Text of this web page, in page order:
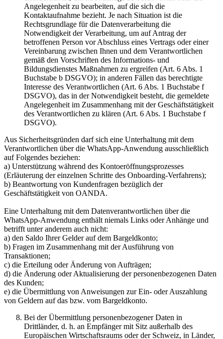
Angelegenheit zu bearbeiten, auf die sich die
Kontaktaufnahme bezieht. Je nach Situation ist die
Rechtsgrundlage für die Datenverarbeitung die
Notwendigkeit der Verarbeitung, um auf Antrag der
betroffenen Person vor Abschluss eines Vertrags oder einer
Vereinbarung zwischen Ihnen und dem Verantwortlichen
gemäß den Vorschriften des Informations- und
Bildungsdienstes Maßnahmen zu ergreifen (Art. 6 Abs. 1
Buchstabe b DSGVO); in anderen Fällen das berechtigte
Interesse des Verantwortlichen (Art. 6 Abs. 1 Buchstabe f
DSGVO), das in der Notwendigkeit besteht, die gemeldete
Angelegenheit im Zusammenhang mit der Geschäftstätigkeit
des Verantwortlichen zu klären (Art. 6 Abs. 1 Buchstabe f
DSGVO).
Aus Sicherheitsgründen darf sich eine Unterhaltung mit dem
Verantwortlichen über die WhatsApp-Anwendung ausschließlich
auf Folgendes beziehen:
a) Unterstützung während des Kontoeröffnungsprozesses
(Erläuterung der einzelnen Schritte des Onboarding-Verfahrens);
b) Beantwortung von Kundenfragen bezüglich der
Geschäftstätigkeit von OANDA.
Eine Unterhaltung mit dem Datenverantwortlichen über die
WhatsApp-Anwendung enthält niemals Links oder Anhänge und
betrifft unter anderem auch nicht:
a) den Saldo Ihrer Gelder auf dem Bargeldkonto;
b) Fragen im Zusammenhang mit der Ausführung von
Transaktionen;
c) die Erteilung oder Änderung von Aufträgen;
d) die Änderung oder Aktualisierung der personenbezogenen Daten
des Kunden;
e) die Übermittlung von Anweisungen zur Ein- oder Auszahlung
von Geldern auf das bzw. vom Bargeldkonto.
Bei der Übermittlung personenbezogener Daten in
Drittländer, d. h. an Empfänger mit Sitz außerhalb des
Europäischen Wirtschaftsraums oder der Schweiz, in Länder,